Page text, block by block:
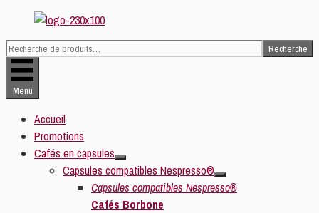
au
contenu
Recherche
pour :
Recherche
Menu
Accueil
Promotions
Cafés en capsules
Capsules compatibles Nespresso®
Capsules compatibles Nespresso®
Cafés Borbone